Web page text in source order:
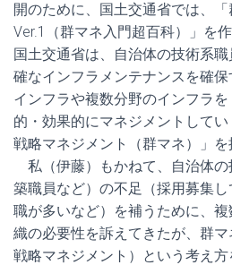
開のために、国土交通省では、「
Ver.1（群マネ入門超百科）」を
国土交通省は、自治体の技術系
確なインフラメンテナンスを確
インフラや複数分野のインフラ
的・効果的にマネジメントして
戦略マネジメント（群マネ）」を
私（伊藤）もかねて、自治体の
築職員など）の不足（採用募集
職が多いなど）を補うために、
織の必要性を訴えてきたが、群
戦略マネジメント）という考え